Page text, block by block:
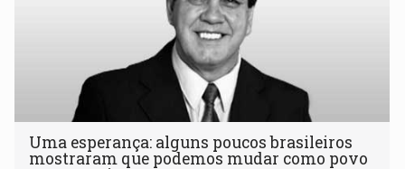
Uma esperança: alguns poucos brasileiros
mostraram que podemos mudar como povo